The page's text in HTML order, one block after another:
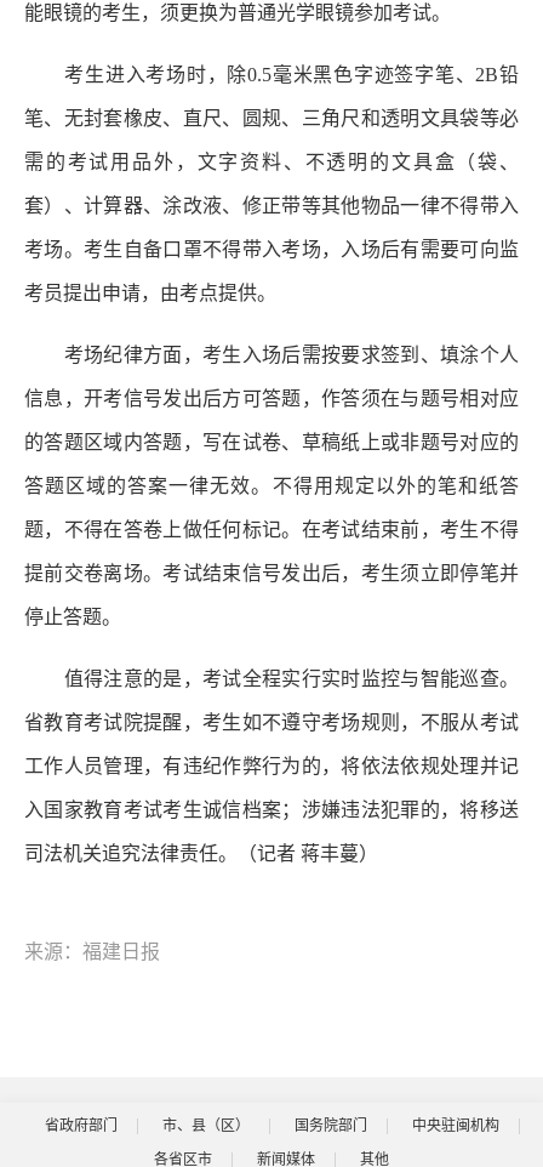
能眼镜的考生，须更换为普通光学眼镜参加考试。
考生进入考场时，除0.5毫米黑色字迹签字笔、2B铅
笔、无封套橡皮、直尺、圆规、三角尺和透明文具袋等必
需的考试用品外，文字资料、不透明的文具盒（袋、
套）、计算器、涂改液、修正带等其他物品一律不得带入
考场。考生自备口罩不得带入考场，入场后有需要可向监
考员提出申请，由考点提供。
考场纪律方面，考生入场后需按要求签到、填涂个人
信息，开考信号发出后方可答题，作答须在与题号相对应
的答题区域内答题，写在试卷、草稿纸上或非题号对应的
答题区域的答案一律无效。不得用规定以外的笔和纸答
题，不得在答卷上做任何标记。在考试结束前，考生不得
提前交卷离场。考试结束信号发出后，考生须立即停笔并
停止答题。
值得注意的是，考试全程实行实时监控与智能巡查。
省教育考试院提醒，考生如不遵守考场规则，不服从考试
工作人员管理，有违纪作弊行为的，将依法依规处理并记
入国家教育考试考生诚信档案；涉嫌违法犯罪的，将移送
司法机关追究法律责任。（记者 蒋丰蔓）
来源：福建日报
省政府部门 市、县（区） 国务院部门
中央驻闽机构
各省区市
新闻媒体 其他